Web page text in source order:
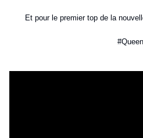
Et pour le premier top de la
#Queen